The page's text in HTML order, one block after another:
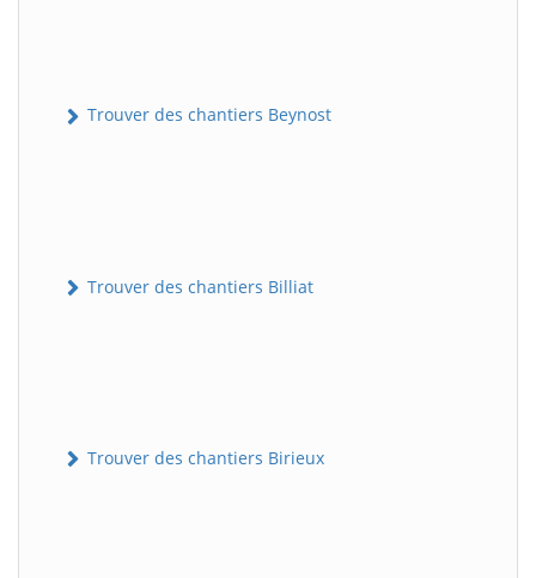
Trouver des chantiers Beynost
Trouver des chantiers Billiat
Trouver des chantiers Birieux